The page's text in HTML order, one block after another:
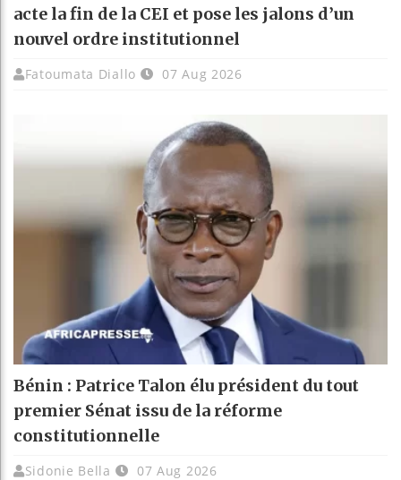
acte la fin de la CEI et pose les jalons d’un
nouvel ordre institutionnel
Fatoumata Diallo 07 Aug 2026
Bénin : Patrice Talon élu président du tout
premier Sénat issu de la réforme
constitutionnelle
Sidonie Bella 07 Aug 2026